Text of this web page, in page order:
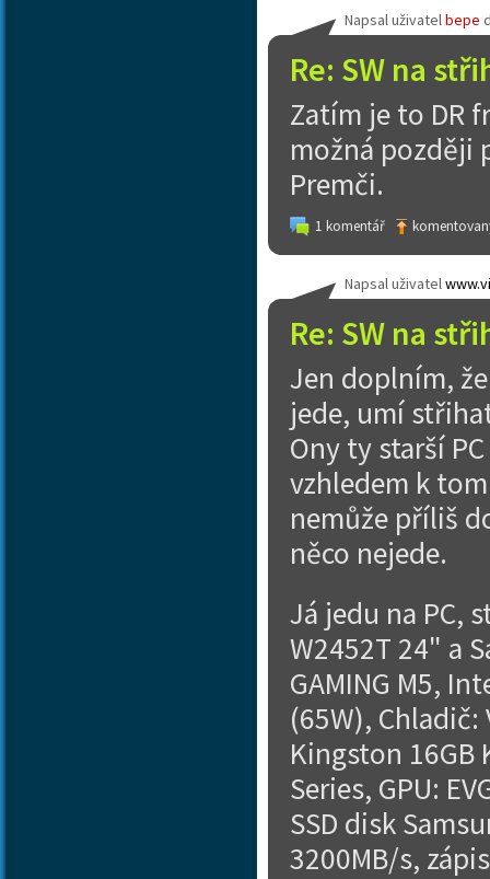
Re: SW na
Napsal uživatelbepe
Zatím je to DR
možná později
Premči.
1 komentář
Re: SW na
Napsal uživatel
Jen doplním,
jede, umí
Ony ty starší
vzhledem k
nemůže příliš
něco nejede.
Já jedu na PC,
W2452T 24" a
GAMING M5,
(65W), Chladič:
Kingston 16GB
Series, GPU:
SSD disk
3200MB/s,